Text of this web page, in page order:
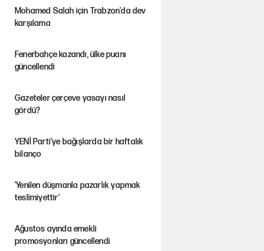
Mohamed Salah için Trabzon'da dev
karşılama
Fenerbahçe kazandı, ülke puanı
güncellendi
Gazeteler çerçeve yasayı nasıl
gördü?
YENİ Parti'ye bağışlarda bir haftalık
bilanço
'Yenilen düşmanla pazarlık yapmak
teslimiyettir'
Ağustos ayında emekli
promosyonları güncellendi